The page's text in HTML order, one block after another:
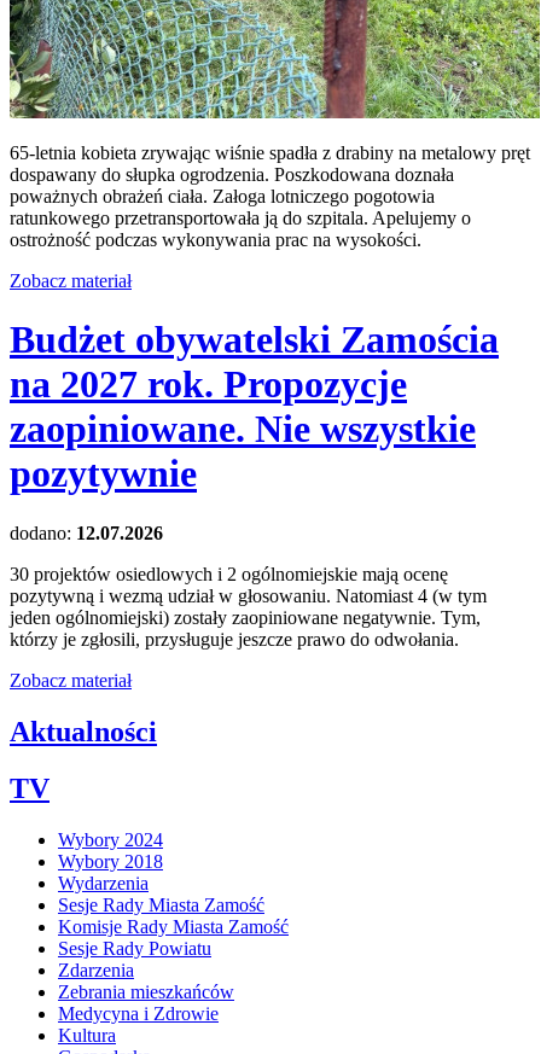
65-letnia kobieta zrywając wiśnie spadła z drabiny na metalowy pręt
dospawany do słupka ogrodzenia. Poszkodowana doznała
poważnych obrażeń ciała. Załoga lotniczego pogotowia
ratunkowego przetransportowała ją do szpitala. Apelujemy o
ostrożność podczas wykonywania prac na wysokości.
Zobacz materiał
Budżet obywatelski Zamościa
na 2027 rok. Propozycje
zaopiniowane. Nie wszystkie
pozytywnie
dodano: 12.07.2026
30 projektów osiedlowych i 2 ogólnomiejskie mają ocenę
pozytywną i wezmą udział w głosowaniu. Natomiast 4 (w tym
jeden ogólnomiejski) zostały zaopiniowane negatywnie. Tym,
którzy je zgłosili, przysługuje jeszcze prawo do odwołania.
Zobacz materiał
Aktualności
TV
Wybory 2024
Wybory 2018
Wydarzenia
Sesje Rady Miasta Zamość
Komisje Rady Miasta Zamość
Sesje Rady Powiatu
Zdarzenia
Zebrania mieszkańców
Medycyna i Zdrowie
Kultura